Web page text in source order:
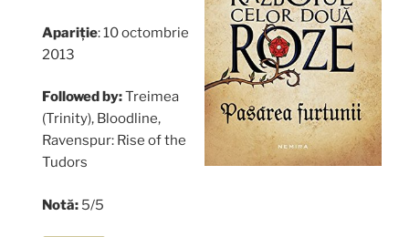
Apariție: 10 octombrie
2013
Followed by:Treimea
(Trinity), Bloodline,
Ravenspur: Rise of the
Tudors
Notă:5/5